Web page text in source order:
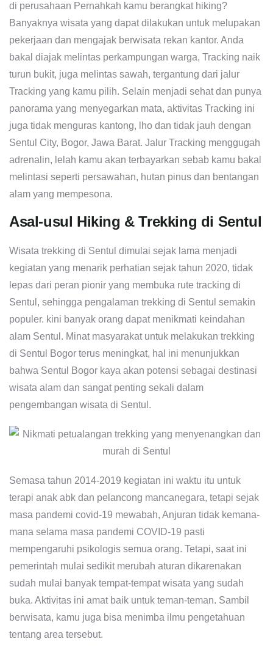
di perusahaan Pernahkah kamu berangkat hiking?
Banyaknya wisata yang dapat dilakukan untuk melupakan
pekerjaan dan mengajak berwisata rekan kantor. Anda
bakal diajak melintas perkampungan warga, Tracking naik
turun bukit, juga melintas sawah, tergantung dari jalur
Tracking yang kamu pilih. Selain menjadi sehat dan punya
panorama yang menyegarkan mata, aktivitas Tracking ini
juga tidak menguras kantong, lho dan tidak jauh dengan
Sentul City, Bogor, Jawa Barat. Jalur Tracking menggugah
adrenalin, lelah kamu akan terbayarkan sebab kamu bakal
melintasi seperti persawahan, hutan pinus dan bentangan
alam yang mempesona.
Asal-usul Hiking & Trekking di Sentul
Wisata trekking di Sentul dimulai sejak lama menjadi
kegiatan yang menarik perhatian sejak tahun 2020, tidak
lepas dari peran pionir yang membuka rute tracking di
Sentul, sehingga pengalaman trekking di Sentul semakin
populer. kini banyak orang dapat menikmati keindahan
alam Sentul. Minat masyarakat untuk melakukan trekking
di Sentul Bogor terus meningkat, hal ini menunjukkan
bahwa Sentul Bogor kaya akan potensi sebagai destinasi
wisata alam dan sangat penting sekali dalam
pengembangan wisata di Sentul.
Semasa tahun 2014-2019 kegiatan ini waktu itu untuk
terapi anak abk dan pelancong mancanegara, tetapi sejak
masa pandemi covid-19 mewabah, Anjuran tidak kemana-
mana selama masa pandemi COVID-19 pasti
mempengaruhi psikologis semua orang. Tetapi, saat ini
pemerintah mulai sedikit merubah aturan dikarenakan
sudah mulai banyak tempat-tempat wisata yang sudah
buka. Aktivitas ini amat baik untuk teman-teman. Sambil
berwisata, kamu juga bisa menimba ilmu pengetahuan
tentang area tersebut.